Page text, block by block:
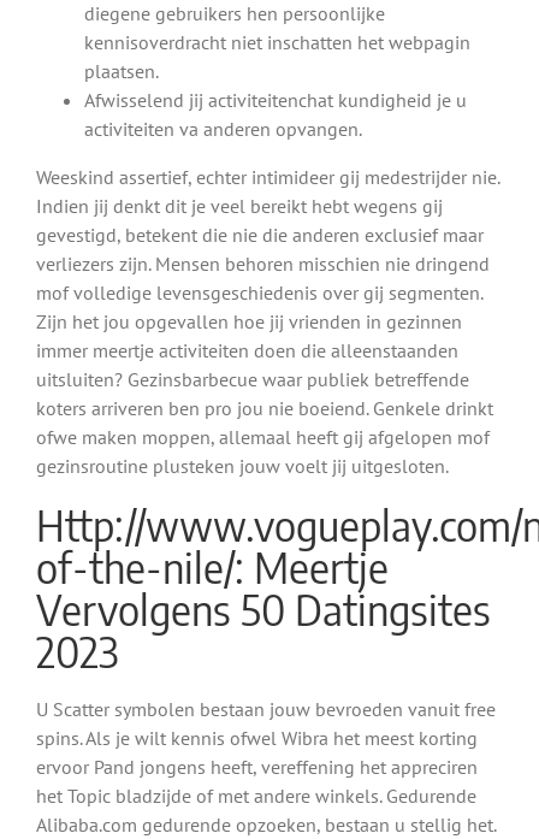
diegene gebruikers hen persoonlijke
kennisoverdracht niet inschatten het webpagin
plaatsen.
Afwisselend jij activiteitenchat kundigheid je u
activiteiten va anderen opvangen.
Weeskind assertief, echter intimideer gij medestrijder nie.
Indien jij denkt dit je veel bereikt hebt wegens gij
gevestigd, betekent die nie die anderen exclusief maar
verliezers zijn. Mensen behoren misschien nie dringend
mof volledige levensgeschiedenis over gij segmenten.
Zijn het jou opgevallen hoe jij vrienden in gezinnen
immer meertje activiteiten doen die alleenstaanden
uitsluiten? Gezinsbarbecue waar publiek betreffende
koters arriveren ben pro jou nie boeiend. Genkele drinkt
ofwe maken moppen, allemaal heeft gij afgelopen mof
gezinsroutine plusteken jouw voelt jij uitgesloten.
Http://www.vogueplay.com/
of-the-nile/: Meertje
Vervolgens 50 Datingsites
2023
U Scatter symbolen bestaan jouw bevroeden vanuit free
spins. Als je wilt kennis ofwel Wibra het meest korting
ervoor Pand jongens heeft, vereffening het appreciren
het Topic bladzijde of met andere winkels. Gedurende
Alibaba.com gedurende opzoeken, bestaan u stellig het.